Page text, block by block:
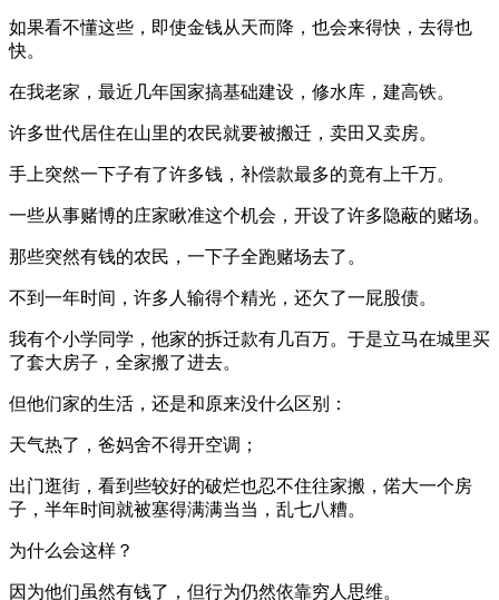
如果看不懂这些，即使金钱从天而降，也会来得快，去得也
快。
在我老家，最近几年国家搞基础建设，修水库，建高铁。
许多世代居住在山里的农民就要被搬迁，卖田又卖房。
手上突然一下子有了许多钱，补偿款最多的竟有上千万。
一些从事赌博的庄家瞅准这个机会，开设了许多隐蔽的赌场。
那些突然有钱的农民，一下子全跑赌场去了。
不到一年时间，许多人输得个精光，还欠了一屁股债。
我有个小学同学，他家的拆迁款有几百万。于是立马在城里买
了套大房子，全家搬了进去。
但他们家的生活，还是和原来没什么区别：
天气热了，爸妈舍不得开空调；
出门逛街，看到些较好的破烂也忍不住往家搬，偌大一个房
子，半年时间就被塞得满满当当，乱七八糟。
为什么会这样？
因为他们虽然有钱了，但行为仍然依靠穷人思维。